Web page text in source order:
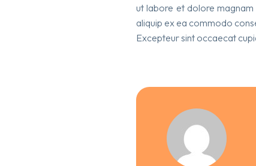
ut labore et dolore magnam
aliquip ex ea commodo
Excepteur sint occaecat